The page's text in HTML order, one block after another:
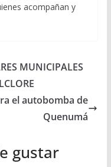
acompañan y
MUNICIPALES
el autobomba de
Quenumá
gustar